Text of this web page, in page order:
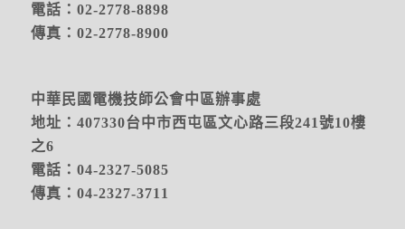
電話：02-2778-8898
傳真：02-2778-8900
中華民國電機技師公會中區辦事處
地址： 407330台中市西屯區文心路三段241號10樓
之6
電話：04-2327-5085
傳真：04-2327-3711